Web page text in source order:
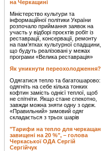
на Черкащині
Міністерство культури та
інформаційної політики України
розпочало приймання заявок на
участь у відборі проєктів робіт із
реставрації, консервації, ремонту
на пам’ятках культурної спадщини,
що будуть реалізовані у межах
програми «Велика реставрація»
Як уникнути переохолодження?
Одягатися тепло та багатошарово:
одягніть на себе кілька тонких
кофтин замість однієї теплої, щоб
не спітніти. Якщо стане спекотно,
завжди можна зняти одну з одеж.
«Правильний» зимовий одяг
складається з трьох шарів
"Тарифи на тепло для черкащан
завищені на 20 %", – голова
Черкаської ОДА Сергій
Сергійчук